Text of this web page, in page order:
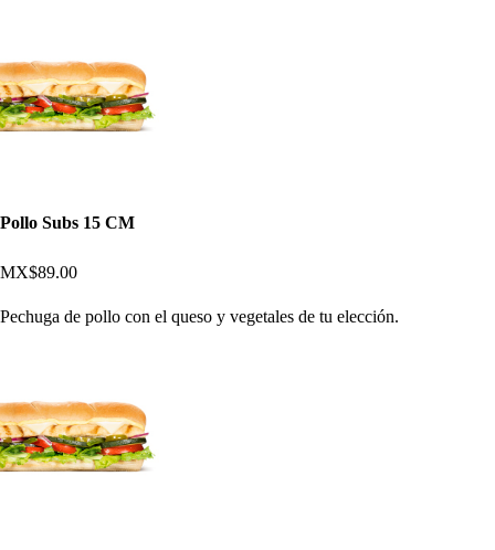
Pollo Subs 15 CM
MX$89.00
Pechuga de pollo con el queso y vegetales de tu elección.